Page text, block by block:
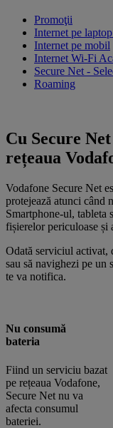
Promoţii
Internet pe
Internet pe mobil
Internet Wi-Fi
Secure Net -
Roaming
Cu Secure
rețeaua
Vodafone Secure Net
protejează atunci când
Smartphone-ul, tableta
fișierelor periculoase și
Odată serviciul activat,
sau să navighezi pe un
te va notifica.
Nu consumă
bateria
Fiind un serviciu bazat
pe rețeaua Vodafone,
Secure Net nu va
afecta consumul
bateriei.